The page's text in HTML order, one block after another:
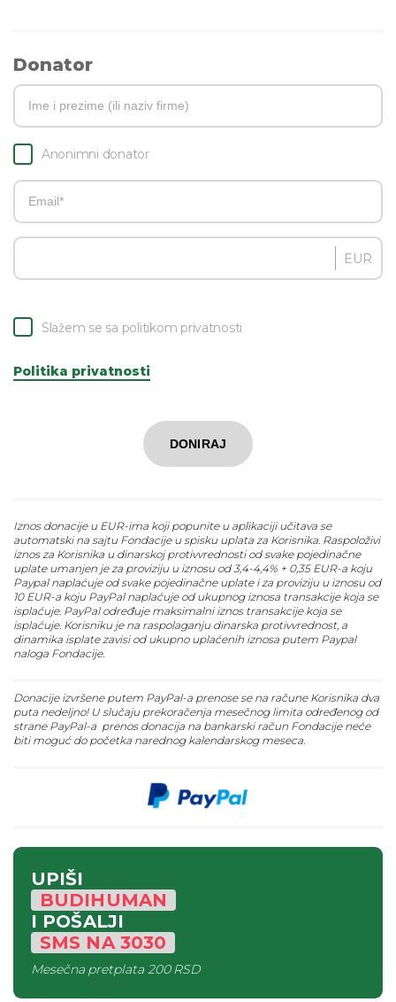
Donator
Anonimni donator
EUR
Slažem se sa politikom privatnosti
Politika privatnosti
DONIRAJ
Iznos donacije u EUR-ima koji popunite u aplikaciji učitava se
automatski na sajtu Fondacije u spisku uplata za Korisnika. Raspoloživi
iznos za Korisnika u dinarskoj protivvrednosti od svake pojedinačne
uplate umanjen je za proviziju u iznosu od 3,4-4,4% + 0,35 EUR-a koju
Paypal naplaćuje od svake pojedinačne uplate i za proviziju u iznosu od
10 EUR-a koju PayPal naplaćuje od ukupnog iznosa transakcije koja se
isplaćuje. PayPal određuje maksimalni iznos transakcije koja se
isplaćuje. Korisniku je na raspolaganju dinarska protivvrednost, a
dinamika isplate zavisi od ukupno uplaćenih iznosa putem Paypal
naloga Fondacije.
Donacije izvršene putem PayPal-a prenose se na račune Korisnika dva
puta nedeljno! U slučaju prekoračenja mesečnog limita određenog od
strane PayPal-a prenos donacija na bankarski račun Fondacije neće
biti moguć do početka narednog kalendarskog meseca.
UPIŠI
BUDIHUMAN
I POŠALJI
SMS NA3030
Mesečna pretplata200 RSD